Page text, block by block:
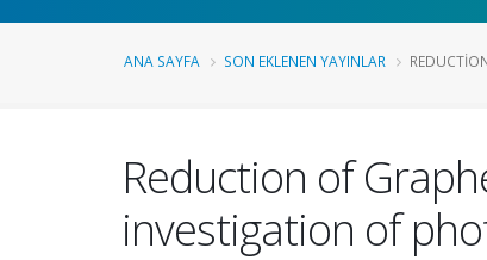
ANA SAYFA SON EKLENEN YAYINLAR
Reduction of
investigation of